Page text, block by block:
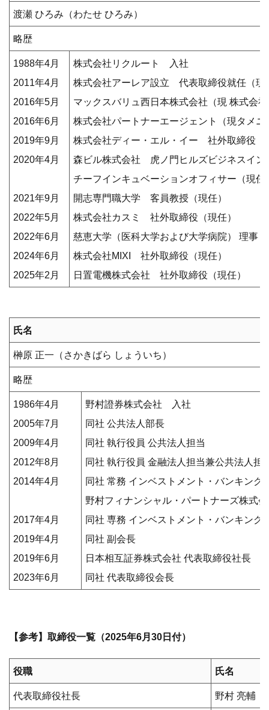
渡瀬 ひろみ（わたせ ひろみ）
略歴
1988年4月
2011年4月
2016年5月
2016年6月
2019年9月
2020年4月
2021年9月
2022年5月
2022年6月
2024年6月
2025年2月
株式会社リクルート 入社
株式会社アーレア設立 代表取締役就任（現
マックスバリュ西日本株式会社（現 株式会
株式会社パートナーエージェント（現タメ
株式会社ディー・エル・イー 社外取締役
森ビル株式会社 虎ノ門ヒルズビジネスイン
チーフインキュベーションオフィサー（現任
開志専門職大学 客員教授（現任）
株式会社カスミ 社外取締役（現任）
慈恵大学（医科大学および大学病院） 理事
株式会社MIXI 社外取締役（現任）
日置電機株式会社 社外取締役（現任）
氏名
榊原 正一（さかきばら しょういち）
略歴
1986年4月
2005年7月
2009年4月
2012年8月
2014年4月
2017年4月
2019年4月
2019年6月
2023年6月
野村證券株式会社 入社
同社 公共法人部長
同社 執行役員 公共法人担当
同社 執行役員 金融法人担当兼公共法人担
同社 常務 インベストメント・バンキング
野村フィナンシャル・パートナーズ株式
同社 専務 インベストメント・バンキング
同社 副会長
日本相互証券株式会社 代表取締役社長
同社 代表取締役会長
【参考】取締役一覧（2025年6月30日付）
役職 氏名
代表取締役社長 野村 亮輔